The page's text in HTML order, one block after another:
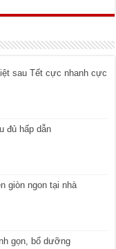
sau Tết cực nhanh cực
đủ hấp dẫn
giòn ngon tại nhà
gọn, bổ dưỡng